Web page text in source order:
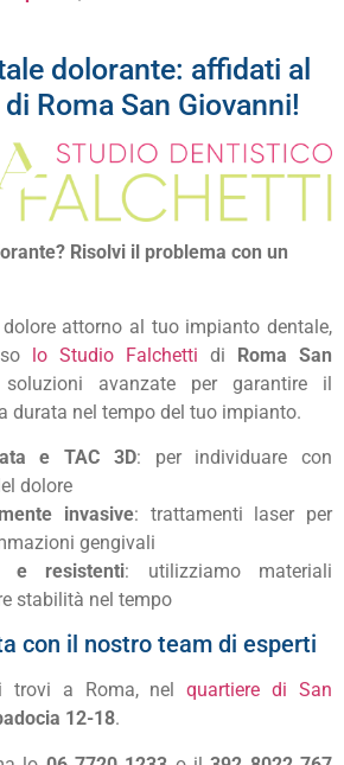
dolorante: affidati al
Roma San Giovanni!
Risolvi il problema con un
attorno al tuo impianto dentale,
lo Studio Falchetti di Roma San
avanzate per garantire il
durata nel tempo del tuo impianto.
e TAC 3D: per individuare con
dolore
invasive: trattamenti laser per
gengivali
e resistenti: utilizziamo materiali
stabilità nel tempo
con il nostro team di esperti
trovi a Roma, nelquartiere di San
12-18.